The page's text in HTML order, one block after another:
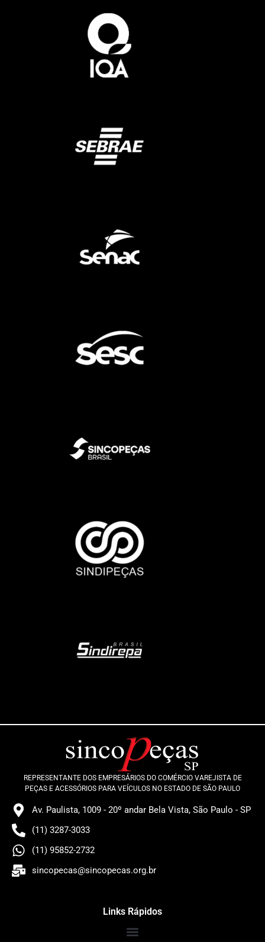
REPRESENTANTE DOS EMPRESÁRIOS DO COMÉRCIO VAREJISTA DE
PEÇAS E ACESSÓRIOS PARA VEÍCULOS NO ESTADO DE SÃO PAULO
Av. Paulista, 1009 - 20º andar Bela Vista, São Paulo - SP
(11) 3287-3033
(11) 95852-2732
sincopecas@sincopecas.org.br
Links Rápidos